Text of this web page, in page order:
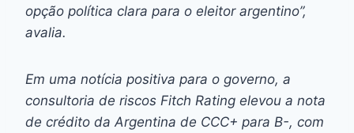
opção política clara para o eleitor argentino”,
avalia.
Em uma notícia positiva para o governo, a
consultoria de riscos Fitch Rating elevou a nota
de crédito da Argentina de CCC+ para B-, com